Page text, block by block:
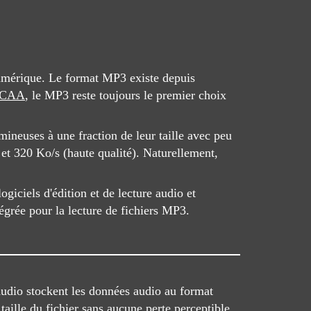
Le format MP3 existe depuis
, le MP3 reste toujours le premier choix
à une fraction de leur taille avec peu
320 Ko/s (haute qualité). Naturellement,
d'édition et de lecture audio et
pour la lecture de fichiers MP3.
stockent les données audio au format
du fichier sans aucune perte perceptible